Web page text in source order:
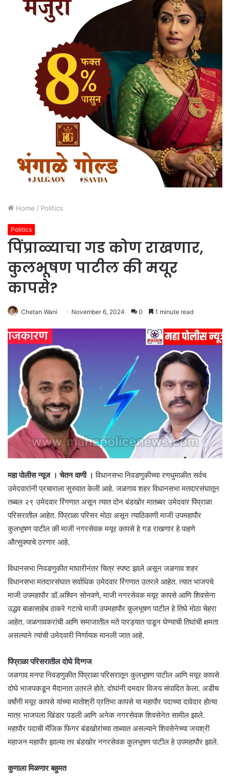
Home / Politics
Politics
पिंप्राळ्याचा गड कोण राखणार,
कुलभूषण पाटील की मयूर
कापसे?
Chetan Wani November 6, 2024 0 1 minute read
महा पोलीस न्यूज । चेतन वाणी । विधानसभा निवडणुकीच्या रणधुमाळीत सर्वच
उमेदवारांनी प्रचाराला सुरुवात केली आहे. जळगाव शहर विधानसभा मतदारसंघातून
तब्बल २९ उमेदवार रिंगणात असून त्यात दोन बंडखोर मातब्बर उमेदवार पिंप्राळा
परिसरातील आहेत. पिंप्राळा परिसर मोठा असून त्याठिकाणी माजी उपमहापौर
कुलभूषण पाटील की माजी नगरसेवक मयूर कापसे हे गड राखणार हे पाहणे
औत्सुक्याचे ठरणार आहे.
विधानसभा निवडणुकीत माघारीनंतर चित्र स्पष्ट झाले असून जळगाव शहर
विधानसभा मतदारसंघात सर्वाधिक उमेदवार रिंगणात उतरले आहेत. त्यात भाजपचे
माजी उपमहापौर डॉ.अश्विन सोनवणे, माजी नगरसेवक मयूर कापसे आणि शिवसेना
उद्धव बाळासाहेब ठाकरे गटाचे माजी उपमहापौर कुलभूषण पाटील हे तिघे मोठा चेहरा
आहेत. जळगावकरांची आणि समाजातील मते पारड्यात पाडून घेण्याची तिघांची क्षमता
असल्याने त्यांची उमेदवारी निर्णायक मानली जात आहे.
पिंप्राळा परिसरातील दोघे दिग्गज
जळगाव मनपा निवडणुकीत पिंप्राळा परिसरातून कुलभूषण पाटील आणि मयूर कापसे
दोघे भाजपकडून मैदानात उतरले होते. दोघांनी दमदार विजय संपादित केला. अडीच
वर्षांनी मयूर कापसे यांच्या मातोश्री प्रतिभा कापसे या महापौर पदाच्या दावेदार होत्या
मात्र भाजपला खिंडार पडली आणि अनेक नगरसेवक शिवसेनेत सामील झाले.
महापौर पदाची मॅजिक फिगर बंडखोरांच्या ताब्यात असल्याने शिवसेनेच्या जयश्री
महाजन महापौर झाल्या तर बंडखोर नगरसेवक कुलभूषण पाटील हे उपमहापौर झाले.
कुणाला मिळणार बहुमत